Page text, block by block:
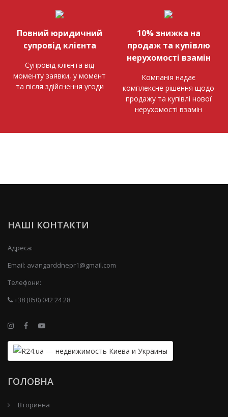
Повний юридичний
супровід клієнта
Супровід клієнта від
моменту заявки, у момент
та після здійснення угоди
10% знижка на
продаж та купівлю
нерухомості взамін
Компанія надає
комплексне рішення щодо
продажу та купівлі нової
нерухомості взамін
НАШІ КОНТАКТИ
Адреса:
Email: avangarddnepr1@gmail.com
Телефони:
+38 (050) 042 24 28
ГОЛОВНА
Вторинна